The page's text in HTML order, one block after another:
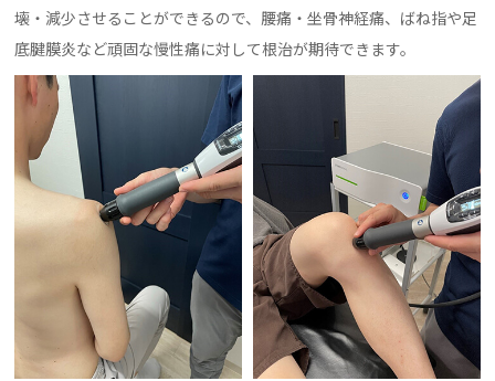
壊・減少させることができるので、腰痛・坐骨神経痛、ばね指や足
底腱膜炎など頑固な慢性痛に対して根治が期待できます。